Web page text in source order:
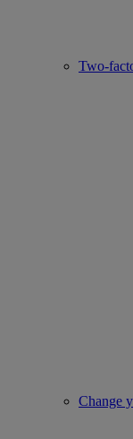
Two-
Change